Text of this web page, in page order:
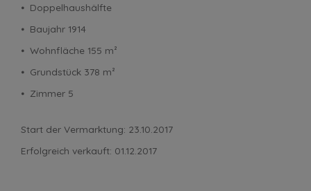
⦁ Doppelhaushälfte
⦁ Baujahr 1914
⦁ Wohnfläche 155 m²
⦁ Grundstück 378 m²
⦁ Zimmer 5
Start der Vermarktung: 23.10.2017
Erfolgreich verkauft: 01.12.2017